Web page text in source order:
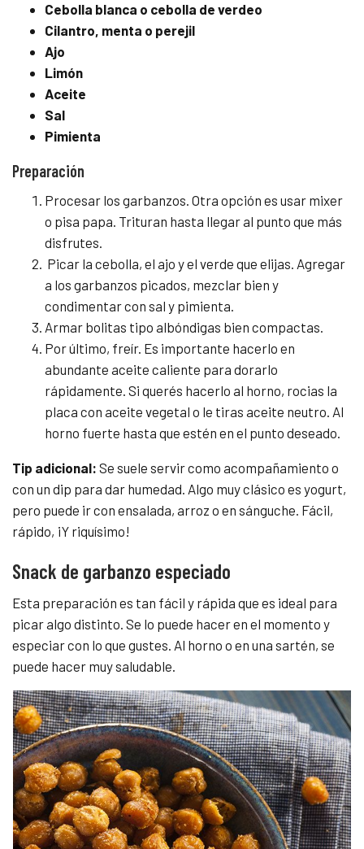
Cebolla blanca o cebolla de verdeo
Cilantro, menta o perejil
Ajo
Limón
Aceite
Sal
Pimienta
Preparación
Procesar los garbanzos. Otra opción es usar mixer
o pisa papa. Trituran hasta llegar al punto que más
disfrutes.
Picar la cebolla, el ajo y el verde que elijas. Agregar
a los garbanzos picados, mezclar bien y
condimentar con sal y pimienta.
Armar bolitas tipo albóndigas bien compactas.
Por último, freír. Es importante hacerlo en
abundante aceite caliente para dorarlo
rápidamente. Si querés hacerlo al horno, rocias la
placa con aceite vegetal o le tiras aceite neutro. Al
horno fuerte hasta que estén en el punto deseado.
Tip adicional: Se suele servir como acompañamiento o
con un dip para dar humedad. Algo muy clásico es yogurt,
pero puede ir con ensalada, arroz o en sánguche. Fácil,
rápido, ¡Y riquísimo!
Snack de garbanzo especiado
Esta preparación es tan fácil y rápida que es ideal para
picar algo distinto. Se lo puede hacer en el momento y
especiar con lo que gustes. Al horno o en una sartén, se
puede hacer muy saludable.